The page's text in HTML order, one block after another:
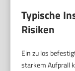
Typische
Risiken
Ein zu los
starkem Aufprall